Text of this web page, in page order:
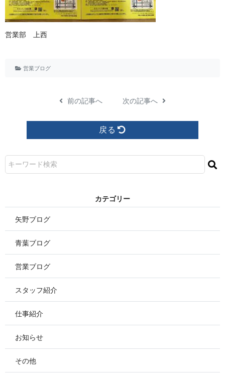
営業 部 上 西
営業ブログ
前の記事へ 次の記事へ
戻る
カ テ ゴ リ ー
矢野ブログ
青葉ブログ
営業ブログ
スタッフ紹介
仕事紹介
お知らせ
その他